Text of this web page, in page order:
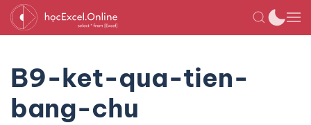
B9-ket-qua-tien-
bang-chu